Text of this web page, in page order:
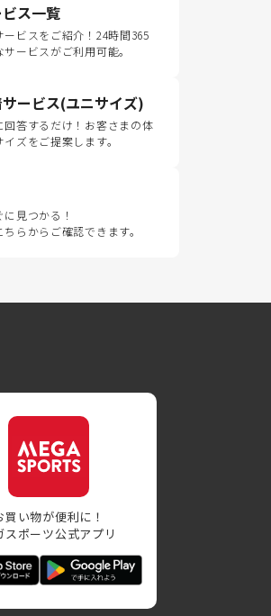
ス一覧
ビスをご紹介！24時間365
ービスがご利用可能。
ービス(ユニサイズ)
答するだけ！お客さまの体
ズをご提案します。
見つかる！
らからご確認できます。
買い物が便利に！
スポーツ公式アプリ